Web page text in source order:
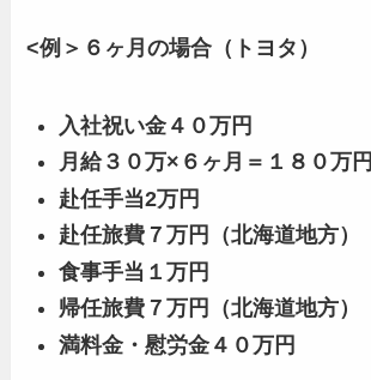
<例＞６ヶ月の場合（トヨタ）
入社祝い金４０万円
月給３０万×６ヶ月＝１８０万円
赴任手当2万円
赴任旅費７万円（北海道地方）
食事手当１万円
帰任旅費７万円（北海道地方）
満料金・慰労金４０万円